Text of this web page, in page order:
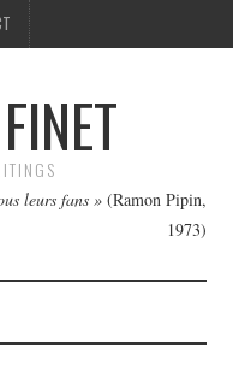
leurs fans »(Ramon Pipin,
1973)